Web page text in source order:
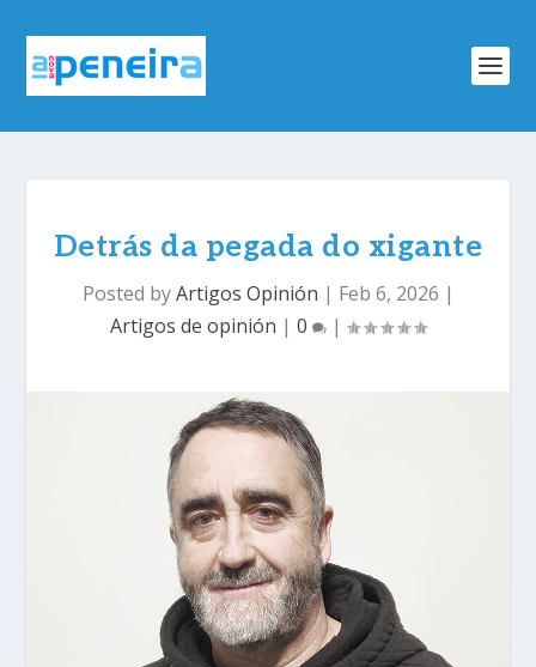
Detrás da pegada do xigante
Posted byArtigos Opinión | Feb 6, 2026 |
Artigos de opinión | 0 |